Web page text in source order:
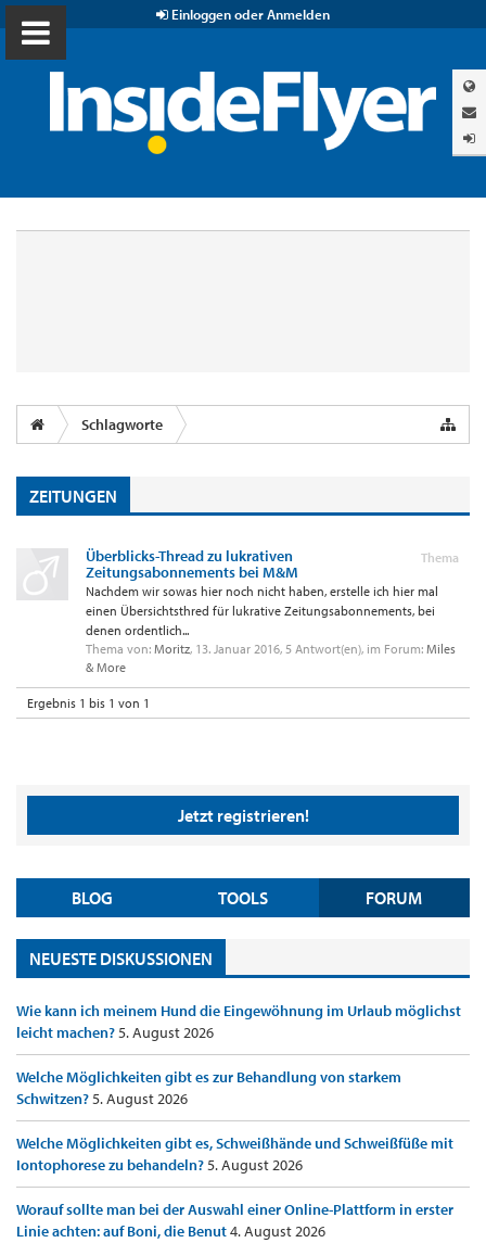
Einloggen oder Anmelden
Schlagworte
ZEITUNGEN
Thema
Überblicks-Thread zu lukrativen
Zeitungsabonnements bei M&M
Nachdem wir sowas hier noch nicht haben, erstelle ich hier mal
einen Übersichtsthred für lukrative Zeitungsabonnements, bei
denen ordentlich...
Thema von: Moritz, 13. Januar 2016, 5 Antwort(en), im Forum: Miles
& More
Ergebnis 1 bis 1 von 1
Jetzt registrieren!
BLOG TOOLS FORUM
NEUESTE DISKUSSIONEN
Wie kann ich meinem Hund die Eingewöhnung im Urlaub möglichst
leicht machen?5. August 2026
Welche Möglichkeiten gibt es zur Behandlung von starkem
Schwitzen?5. August 2026
Welche Möglichkeiten gibt es, Schweißhände und Schweißfüße mit
Iontophorese zu behandeln?5. August 2026
Worauf sollte man bei der Auswahl einer Online-Plattform in erster
Linie achten: auf Boni, die Benut4. August 2026